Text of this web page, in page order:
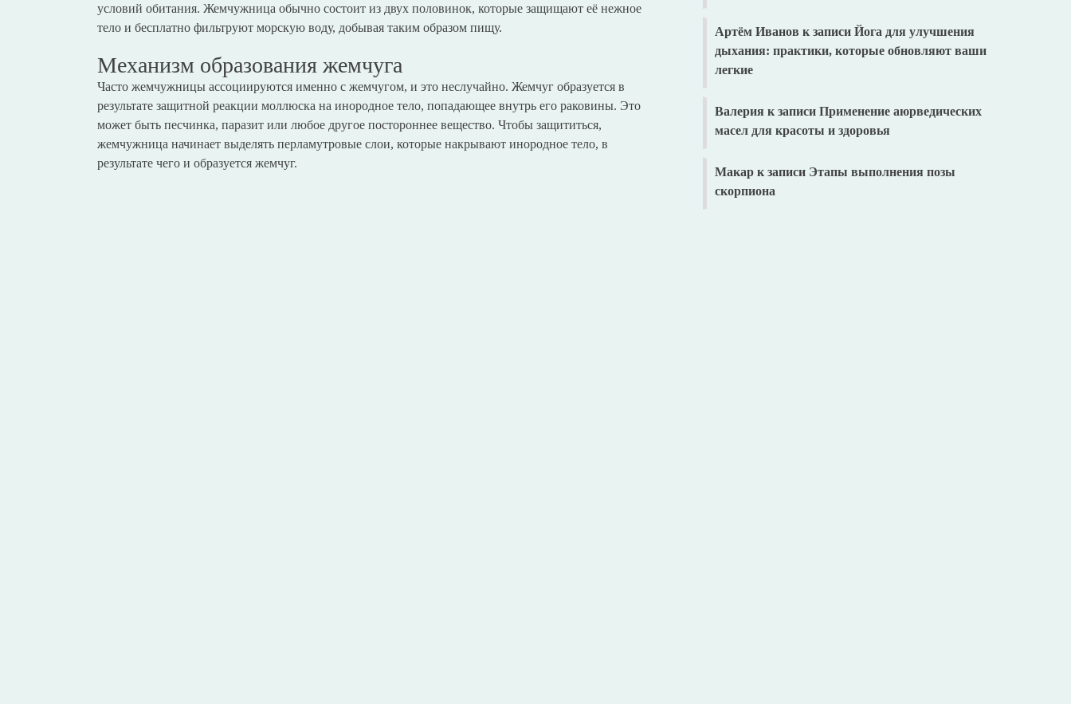
условий обитания. Жемчужница обычно состоит из двух половинок, которые защищают её нежное
тело и бесплатно фильтруют морскую воду, добывая таким образом пищу.
Механизм образования жемчуга
Часто жемчужницы ассоциируются именно с жемчугом, и это неслучайно. Жемчуг образуется в
результате защитной реакции моллюска на инородное тело, попадающее внутрь его раковины. Это
может быть песчинка, паразит или любое другое постороннее вещество. Чтобы защититься,
жемчужница начинает выделять перламутровые слои, которые накрывают инородное тело, в
результате чего и образуется жемчуг.
Артём Иванов к записи Йога для улучшения
дыхания: практики, которые обновляют ваши
легкие
Валерия к записи Применение аюрведических
масел для красоты и здоровья
Макар к записи Этапы выполнения позы
скорпиона